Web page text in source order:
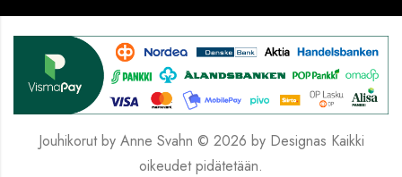
Jouhikorut by Anne Svahn © 2026 by Designas Kaikki
oikeudet pidätetään.